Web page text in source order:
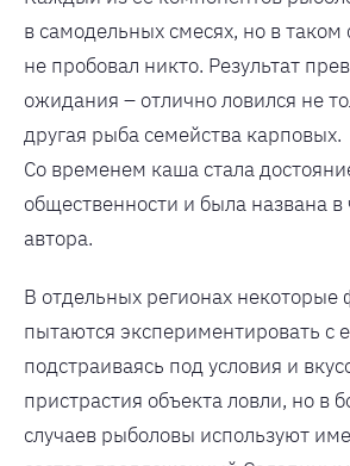
в самодельных смесях, но в
не пробовал никто. Результат
ожидания – отлично ловился не
другая рыба семейства карповых.
Со временем каша стала
общественности и была названа в
автора.
В отдельных регионах некоторые
пытаются экспериментировать с
подстраиваясь под условия и
пристрастия объекта ловли, но в
случаев рыболовы используют